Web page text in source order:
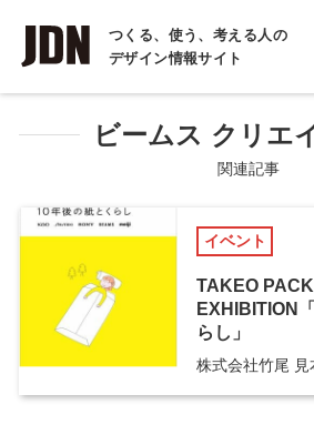
つくる、使う、考える人の
デザイン情報サイト
INTERVIEW
インタビュー
REPORT
COLUMN
ビームス クリエ
関連記事
イベント
TAKEO
EXHIBITION
らし」
株式会社竹尾 見